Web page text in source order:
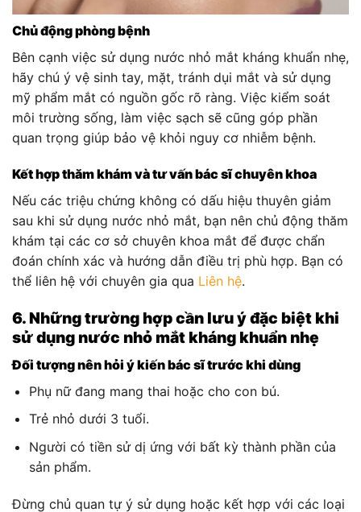
Chủ động phòng bệnh
Bên cạnh việc sử dụng nước nhỏ mắt kháng khuẩn nhẹ,
hãy chú ý vệ sinh tay, mặt, tránh dụi mắt và sử dụng
mỹ phẩm mắt có nguồn gốc rõ ràng. Việc kiểm soát
môi trường sống, làm việc sạch sẽ cũng góp phần
quan trọng giúp bảo vệ khỏi nguy cơ nhiễm bệnh.
Kết hợp thăm khám và tư vấn bác sĩ chuyên khoa
Nếu các triệu chứng không có dấu hiệu thuyên giảm
sau khi sử dụng nước nhỏ mắt, bạn nên chủ động thăm
khám tại các cơ sở chuyên khoa mắt để được chẩn
đoán chính xác và hướng dẫn điều trị phù hợp. Bạn có
thể liên hệ với chuyên gia qua Liên hệ.
6. Những trường hợp cần lưu ý đặc biệt khi
sử dụng nước nhỏ mắt kháng khuẩn nhẹ
Đối tượng nên hỏi ý kiến bác sĩ trước khi dùng
Phụ nữ đang mang thai hoặc cho con bú.
Trẻ nhỏ dưới 3 tuổi.
Người có tiền sử dị ứng với bất kỳ thành phần của
sản phẩm.
Đừng chủ quan tự ý sử dụng hoặc kết hợp với các loại